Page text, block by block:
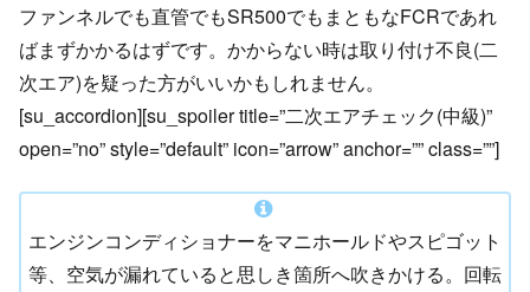
ファンネルでも直管でもSR500でもまともなFCRであれ
ばまずかかるはずです。かからない時は取り付け不良(二
次エア)を疑った方がいいかもしれません。
[su_accordion][su_spoiler title=”二次エアチェック(中級)”
open=”no” style=”default” icon=”arrow” anchor=”” class=””]
エンジンコンディショナーをマニホールドやスピゴット
等、空気が漏れていると思しき箇所へ吹きかける。回転